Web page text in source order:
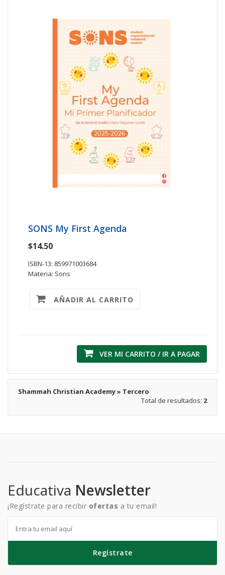
SONS My First Agenda
$14.50
ISBN-13: 859971003684
Materia: Sons
AÑADIR AL CARRITO
VER MI CARRITO / IR A PAGAR
Shammah Christian Academy » Tercero
Total de resultados: 2
Educativa Newsletter
¡Regístrate para recibir ofertas a tu email!
Regístrate